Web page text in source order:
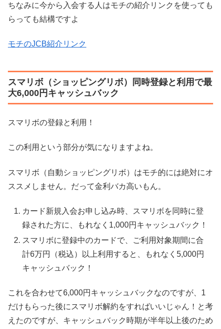
ちなみに今から入会する人はモチの紹介リンクを使っても
らっても結構ですよ
モチのJCB紹介リンク
スマリボ（ショッピングリボ）同時登録と利用で最
大6,000円キャッシュバック
スマリボの登録と利用！
この利用という部分が気になりますよね。
スマリボ（自動ショッピングリボ）はモチ的には絶対にオ
ススメしません。だって金利バカ高いもん。
カード新規入会お申し込み時、スマリボを同時に登
録された方に、もれなく1,000円キャッシュバック！
スマリボに登録中のカードで、ご利用対象期間に合
計6万円（税込）以上利用すると、もれなく5,000円
キャッシュバック！
これを合わせて6,000円キャッシュバックなのですが、1
だけもらった後にスマリボ解約をすればいいじゃん！と考
えたのですが、キャッシュバック時期が半年以上後のため